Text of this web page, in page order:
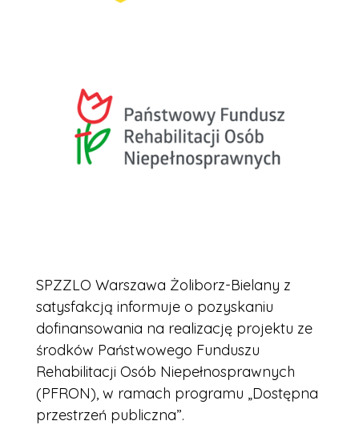
SPZZLO Warszawa Żoliborz-Bielany z
satysfakcją informuje o pozyskaniu
dofinansowania na realizację projektu ze
środków Państwowego Funduszu
Rehabilitacji Osób Niepełnosprawnych
(PFRON), w ramach programu „Dostępna
przestrzeń publiczna”.